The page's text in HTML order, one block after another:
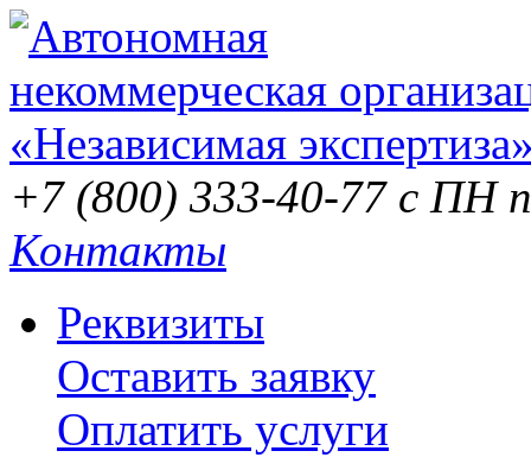
+7 (800) 333-40-77 с ПН
Контакты
Реквизиты
Оставить заявку
Оплатить услуги